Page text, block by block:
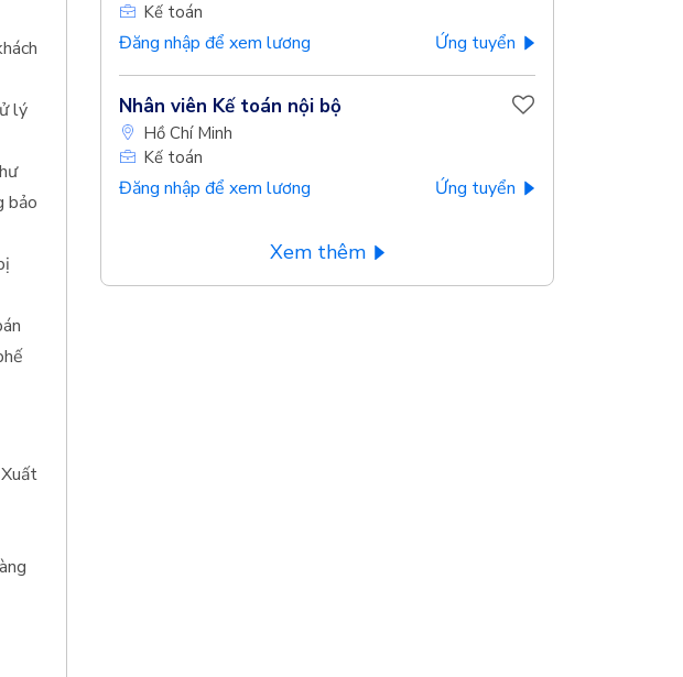
lý
bảo
Kế toán
Đăng nhập để xem lương Ứng tuyển
Nhân viên Kế toán nội bộ
Hồ Chí Minh
Kế toán
Đăng nhập để xem lương Ứng tuyển
Xem thêm